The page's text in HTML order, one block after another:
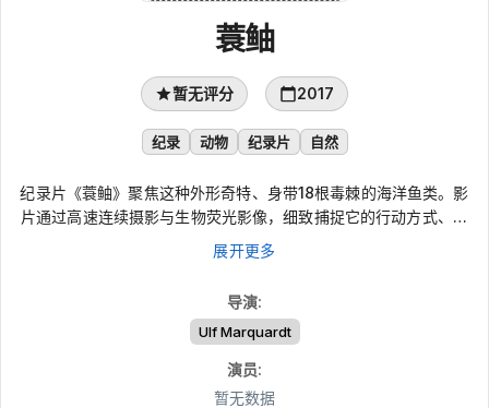
蓑鲉
暂无评分 2017
纪录 动物 纪录片 自然
纪录片《蓑鲉》聚焦这种外形奇特、身带18根毒棘的海洋鱼类。影
片通过高速连续摄影与生物荧光影像，细致捕捉它的行动方式、捕
食能力和惊人天赋，并呈现极具冲击力的水下画面。作品也将视角
延伸到科学与环境议题：当人类无意改变海洋生物的栖息环境，造
展开更多
导演:
Ulf Marquardt
演员:
暂无数据